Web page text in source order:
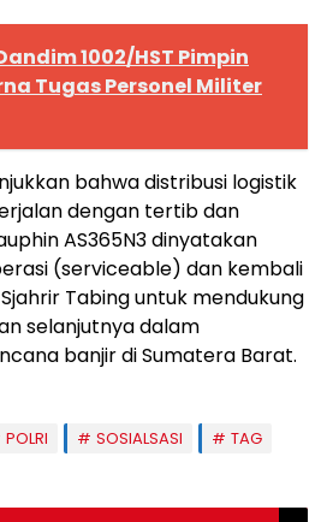
1002/HST Pimpin
Tugas Personel Militer
bahwa distribusi logistik
dengan tertib dan
AS365N3 dinyatakan
(serviceable) dan kembali
Tabing untuk mendukung
selanjutnya dalam
banjir di Sumatera Barat.
POLRI SOSIALSASI
TAG